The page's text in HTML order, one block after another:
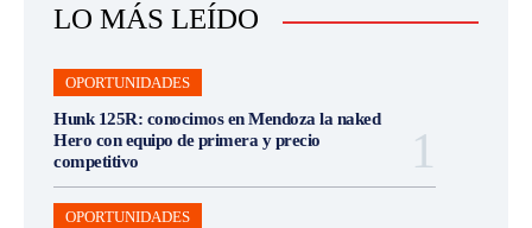
LO MÁS LEÍDO
OPORTUNIDADES
Hunk 125R: conocimos en Mendoza la naked
Hero con equipo de primera y precio
competitivo
OPORTUNIDADES